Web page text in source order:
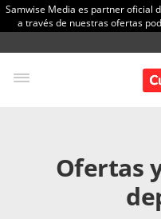
Samwise Media es partner oficial
a través de nuestras ofertas
Ofertas